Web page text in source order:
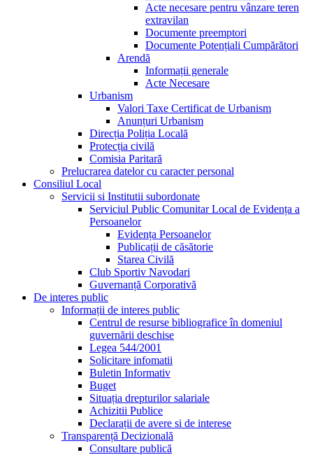
Acte necesare pentru vânzare teren
extravilan
Documente preemptori
Documente Potențiali Cumpărători
Arendă
Informații generale
Acte Necesare
Urbanism
Valori Taxe Certificat de Urbanism
Anunțuri Urbanism
Direcția Poliția Locală
Protecția civilă
Comisia Paritară
Prelucrarea datelor cu caracter personal
Consiliul Local
Servicii si Institutii subordonate
Serviciul Public Comunitar Local de Evidența a
Persoanelor
Evidența Persoanelor
Publicații de căsătorie
Starea Civilă
Club Sportiv Navodari
Guvernanță Corporativă
De interes public
Informații de interes public
Centrul de resurse bibliografice în domeniul
guvernării deschise
Legea 544/2001
Solicitare infomatii
Buletin Informativ
Buget
Situația drepturilor salariale
Achizitii Publice
Declarații de avere si de interese
Transparență Decizională
Consultare publică